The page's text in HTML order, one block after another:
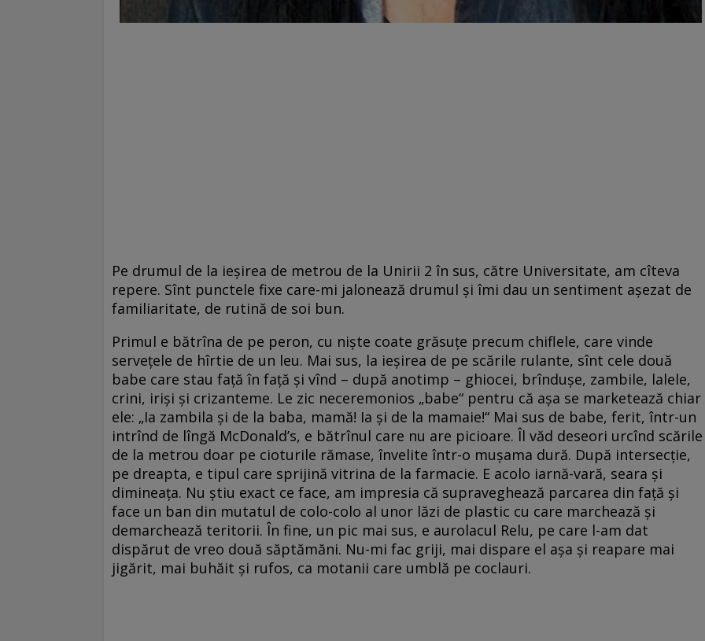
Pe drumul de la ieşirea de metrou de la Unirii 2 în sus, către Universitate, am cîteva
repere. Sînt punctele fixe care-mi jalonează drumul şi îmi dau un sentiment aşezat de
familiaritate, de rutină de soi bun.
Primul e bătrîna de pe peron, cu nişte coate grăsuţe precum chiflele, care vinde
serveţele de hîrtie de un leu. Mai sus, la ieşirea de pe scările rulante, sînt cele două
babe care stau faţă în faţă şi vînd – după anotimp – ghiocei, brînduşe, zambile, lalele,
crini, irişi şi crizanteme. Le zic neceremonios „babe“ pentru că aşa se marketează chiar
ele: „Ia zambila şi de la baba, mamă! Ia şi de la mamaie!“ Mai sus de babe, ferit, într-un
intrînd de lîngă McDonald’s, e bătrînul care nu are picioare. Îl văd deseori urcînd scările
de la metrou doar pe cioturile rămase, învelite într-o muşama dură. După intersecţie,
pe dreapta, e tipul care sprijină vitrina de la farmacie. E acolo iarnă-vară, seara şi
dimineaţa. Nu ştiu exact ce face, am impresia că supraveghează parcarea din faţă şi
face un ban din mutatul de colo-colo al unor lăzi de plastic cu care marchează şi
demarchează teritorii. În fine, un pic mai sus, e aurolacul Relu, pe care l-am dat
dispărut de vreo două săptămăni. Nu-mi fac griji, mai dispare el aşa şi reapare mai
jigărit, mai buhăit şi rufos, ca motanii care umblă pe coclauri.